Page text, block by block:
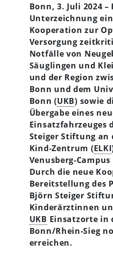
Bonn, 3. Juli 2024
Unterzeichnung
Kooperation zur
Versorgung
Notfälle von
Säuglingen und
und der Region
Bonn und dem
Bonn (UKB) sowie
Übergabe eines
Einsatzfahrzeuges
Steiger Stiftung an
Kind-Zentrum (ELKI
Venusberg-Campus
Durch die neue
Bereitstellung des
Björn Steiger
Kinderärztinnen
UKB Einsatzorte in
Bonn/Rhein-Sieg
erreichen.